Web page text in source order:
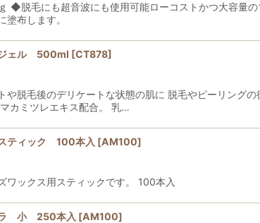
脱毛にも超音波にも使用可能ローコストかつ大容量の
塗布します。
ジェル 500ml [CT878]
や脱毛後のデリケートな状態の肌に 脱毛やピーリング
カミツレエキス配合。 乳…
ティック 100本入 [AM100]
ワックス用スティックです。 100本入
ラ 小 250本入 [AM100]